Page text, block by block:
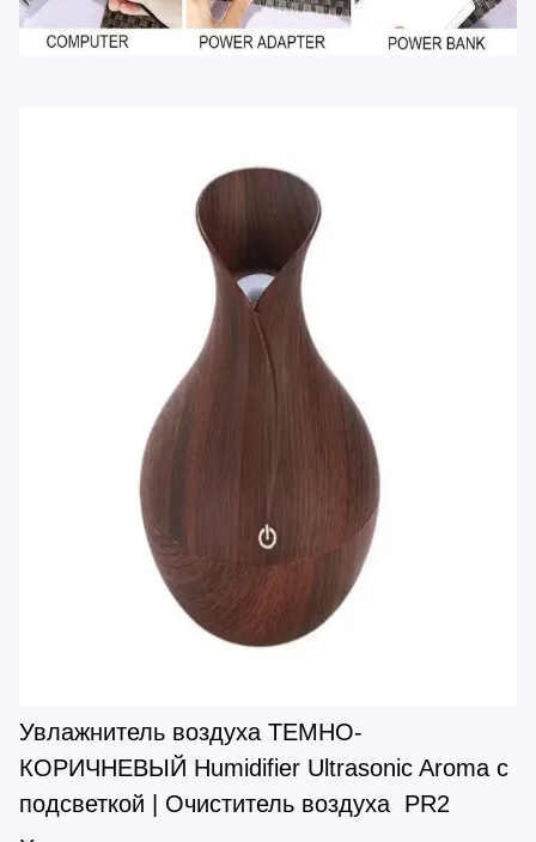
Увлажнитель воздуха ТЕМНО-
КОРИЧНЕВЫЙ Humidifier Ultrasonic Aroma c
подсветкой | Очиститель воздуха PR2